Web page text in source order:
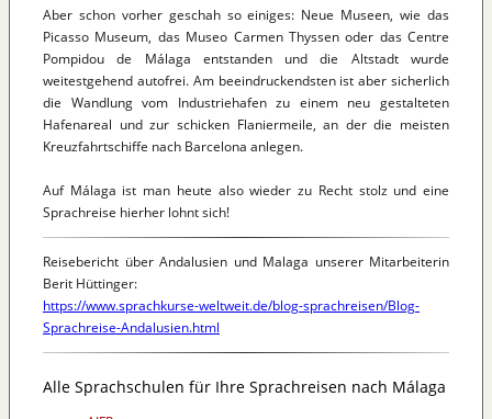
Aber schon vorher geschah so einiges: Neue Museen, wie das
Picasso Museum, das Museo Carmen Thyssen oder das Centre
Pompidou de Málaga entstanden und die Altstadt wurde
weitestgehend autofrei. Am beeindruckendsten ist aber sicherlich
die Wandlung vom Industriehafen zu einem neu gestalteten
Hafenareal und zur schicken Flaniermeile, an der die meisten
Kreuzfahrtschiffe nach Barcelona anlegen.
Auf Málaga ist man heute also wieder zu Recht stolz und eine
Sprachreise hierher lohnt sich!
Reisebericht über Andalusien und Malaga unserer Mitarbeiterin
Berit Hüttinger:
https://www.sprachkurse-weltweit.de/blog-sprachreisen/Blog-
Sprachreise-Andalusien.html
Alle Sprachschulen für Ihre Sprachreisen nach Málaga